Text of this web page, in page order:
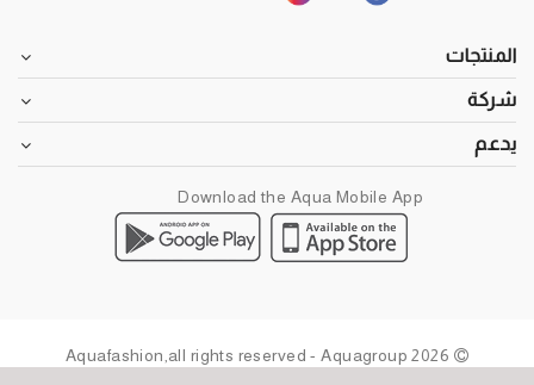
المنتجات
شركة
يدعم
Download the Aqua Mobile App